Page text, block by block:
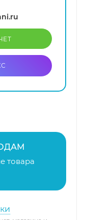
товара